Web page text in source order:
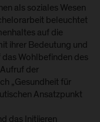
als soziales Wesen
beleuchtet
auf die
ihrer Bedeutung und
Wohlbefinden des
der
„Gesundheit für
Ansatzpunkt
das Initiieren